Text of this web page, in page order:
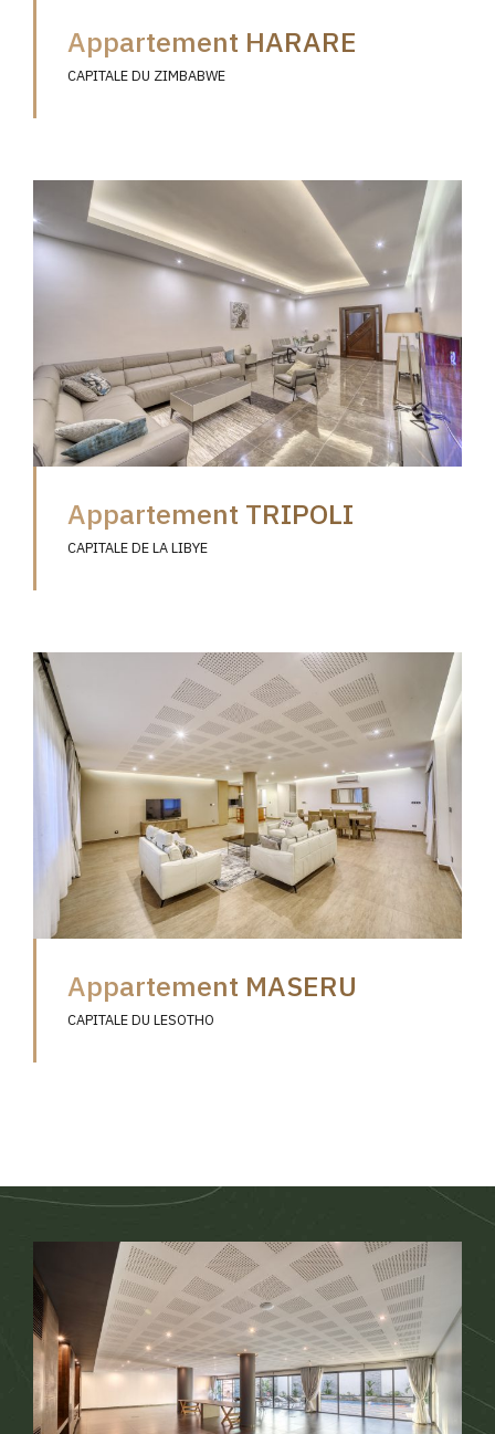
Appartement HARARE
CAPITALE DU ZIMBABWE
Appartement TRIPOLI
CAPITALE DE LA LIBYE
Appartement MASERU
CAPITALE DU LESOTHO